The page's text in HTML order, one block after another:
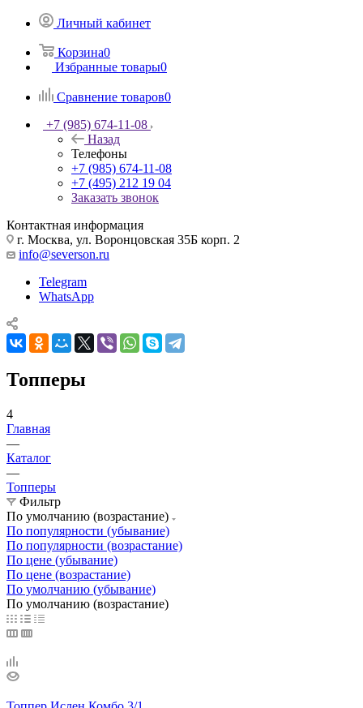
Личный кабинет
Корзина0
Избранные товары0
Сравнение товаров0
+7 (985) 674-11-08
Назад
Телефоны
+7 (985) 674-11-08
+7 (495) 212 19 04
Заказать звонок
Контактная информация
г. Москва, ул. Воронцовская 35Б корп. 2
info@severson.ru
Telegram
WhatsApp
Топперы
4
Главная
—
Каталог
—
Топперы
Фильтр
По умолчанию (возрастание)
По популярности (убывание)
По популярности (возрастание)
По цене (убывание)
По цене (возрастание)
По умолчанию (убывание)
По умолчанию (возрастание)